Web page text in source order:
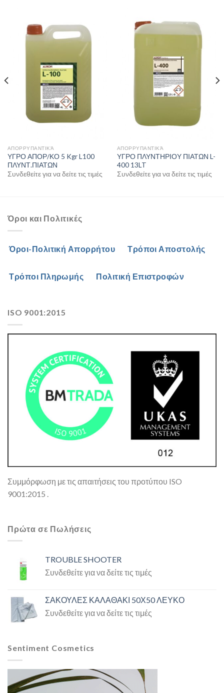
ΑΠΟΡΡΥΠΑΝΤΙΚΆ
ΥΓΡΟ ΑΠΟΡ/ΚΟ 5 Kgr L100
ΠΛΥΝΤ.ΠΙΑΤΩΝ
Συνδεθείτε για να δείτε τις τιμές
ΑΠΟΡΡΥΠΑΝΤΙΚΆ
ΥΓΡΟ ΠΛΥΝΤΗΡΙΟΥ ΠΙΑΤΩΝ L-
400 13LT
Συνδεθείτε για να δείτε τις τιμές
Όροι και Πολιτικές
Όροι-Πολιτική Απορρήτου Τρόποι Αποστολής
Τρόποι Πληρωμής Πολιτική Επιστροφών
ISO 9001:2015
Συμμόρφωση με τις απαιτήσεις του προτύπου ISO
9001:2015 .
Πρώτα σε Πωλήσεις
TROUBLE SHOOTER
Συνδεθείτε για να δείτε τις τιμές
ΣΑΚΟΥΛΕΣ ΚΑΛΑΘΑΚΙ 50Χ50 ΛΕΥΚΟ
Συνδεθείτε για να δείτε τις τιμές
Sentiment Cosmetics